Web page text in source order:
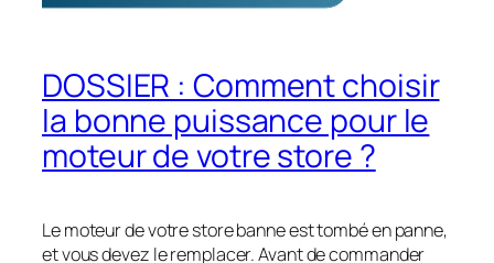
DOSSIER : Comment choisir
la bonne puissance pour le
moteur de votre store ?
Le moteur de votre store banne est tombé en panne,
et vous devez le remplacer. Avant de commander